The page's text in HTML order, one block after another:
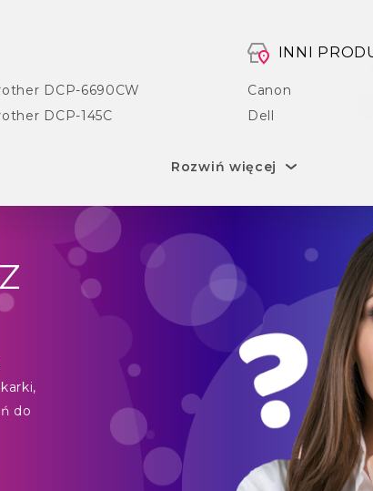
DCP-6690CW
DCP-145C
INNI
Canon
Dell
Rozwiń więcej
do